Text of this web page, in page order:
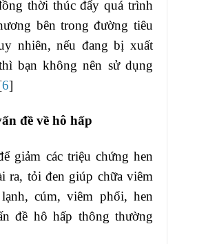
thời thúc đẩy quá trình
bên trong đường tiêu
nhiên, nếu đang bị xuất
bạn không nên sử dụng
6]
đề về hô hấp
giảm các triệu chứng hen
ra, tỏi đen giúp chữa viêm
cúm, viêm phổi, hen
đề hô hấp thông thường